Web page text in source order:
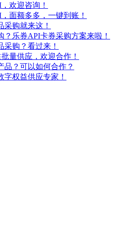
欢迎咨询！
面额多多，一键到账！
采购就来这！
？乐券API卡券采购方案来啦！
采购？看过来！
量供应，欢迎合作！
品？可以如何合作？
字权益供应专家！